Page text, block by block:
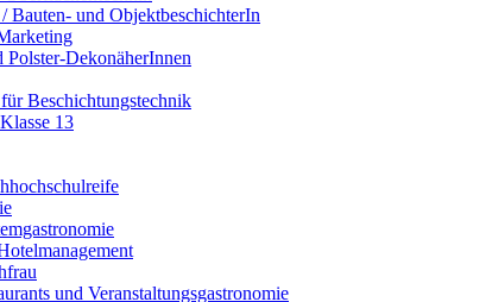
Bauten- und ObjektbeschichterIn
Polster-DekonäherInnen
Beschichtungstechnik
13
und Veranstaltungsgastronomie